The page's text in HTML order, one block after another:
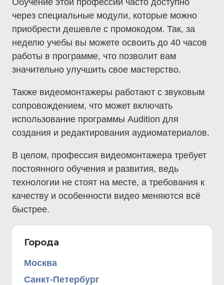
Обучение этой профессии часто доступно
через специальные модули, которые можно
приобрести дешевле с промокодом. Так, за
неделю учебы вы можете освоить до 40 часов
работы в программе, что позволит вам
значительно улучшить свое мастерство.
Также видеомонтажеры работают с звуковым
сопровождением, что может включать
использование программы Audition для
создания и редактирования аудиоматериалов.
В целом, профессия видеомонтажера требует
постоянного обучения и развития, ведь
технологии не стоят на месте, а требования к
качеству и особенности видео меняются всё
быстрее.
Города
Москва
Санкт-Петербург